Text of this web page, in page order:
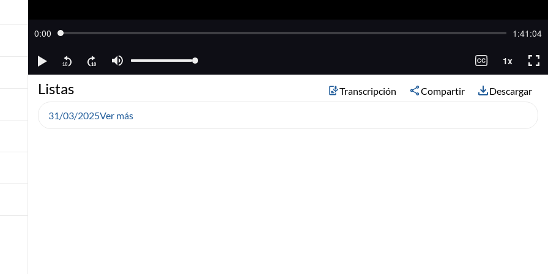
Listas Transcripción Compartir Descargar
31/03/2025Ver más